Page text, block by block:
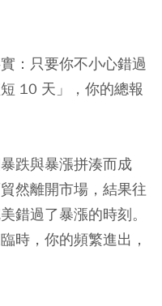
：只要你不小心錯過
10 天」，你的總報
跌與暴漲拼湊而成
然離開市場，結果往
錯過了暴漲的時刻。
時，你的頻繁進出，